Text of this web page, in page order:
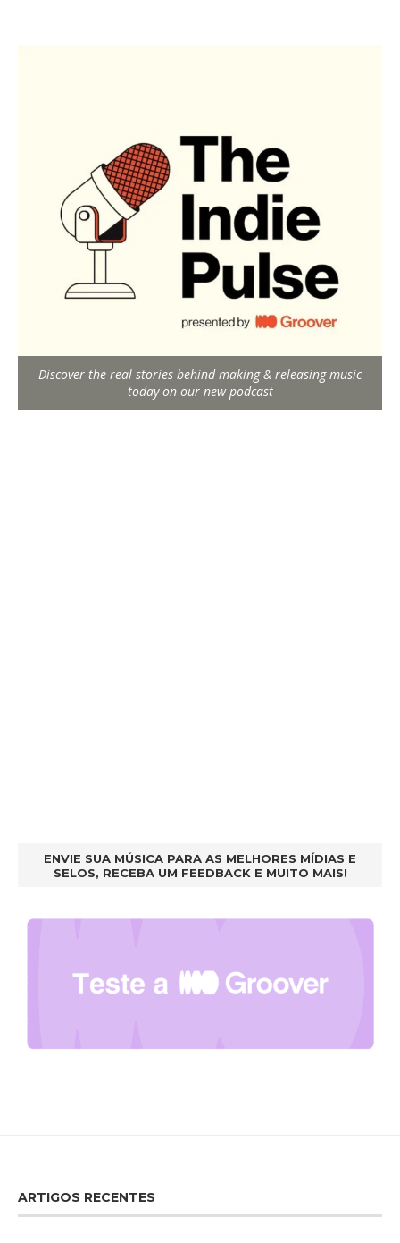
Discover the real stories behind making & releasing music
today on our new podcast
ENVIE SUA MÚSICA PARA AS MELHORES MÍDIAS E
SELOS, RECEBA UM FEEDBACK E MUITO MAIS!
ARTIGOS RECENTES